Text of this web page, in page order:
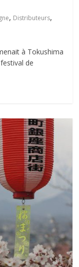
, Distributeurs,
à Tokushima
de